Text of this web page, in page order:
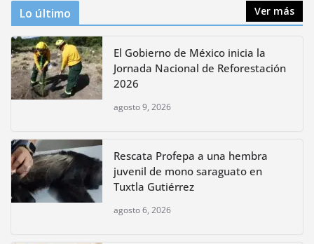
Lo último Ver más
El Gobierno de México inicia la
Jornada Nacional de Reforestación
2026
agosto 9, 2026
Rescata Profepa a una hembra
juvenil de mono saraguato en
Tuxtla Gutiérrez
agosto 6, 2026